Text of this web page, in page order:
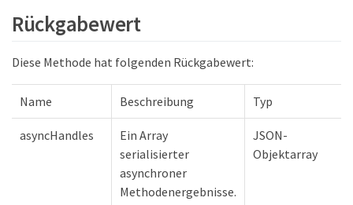
Rückgabewert
Diese Methode hat folgenden Rückgabewert:
Name Beschreibung Typ
asyncHandles
Ein Array
serialisierter
asynchroner
Methodenergebnisse.
JSON-
Objektarray